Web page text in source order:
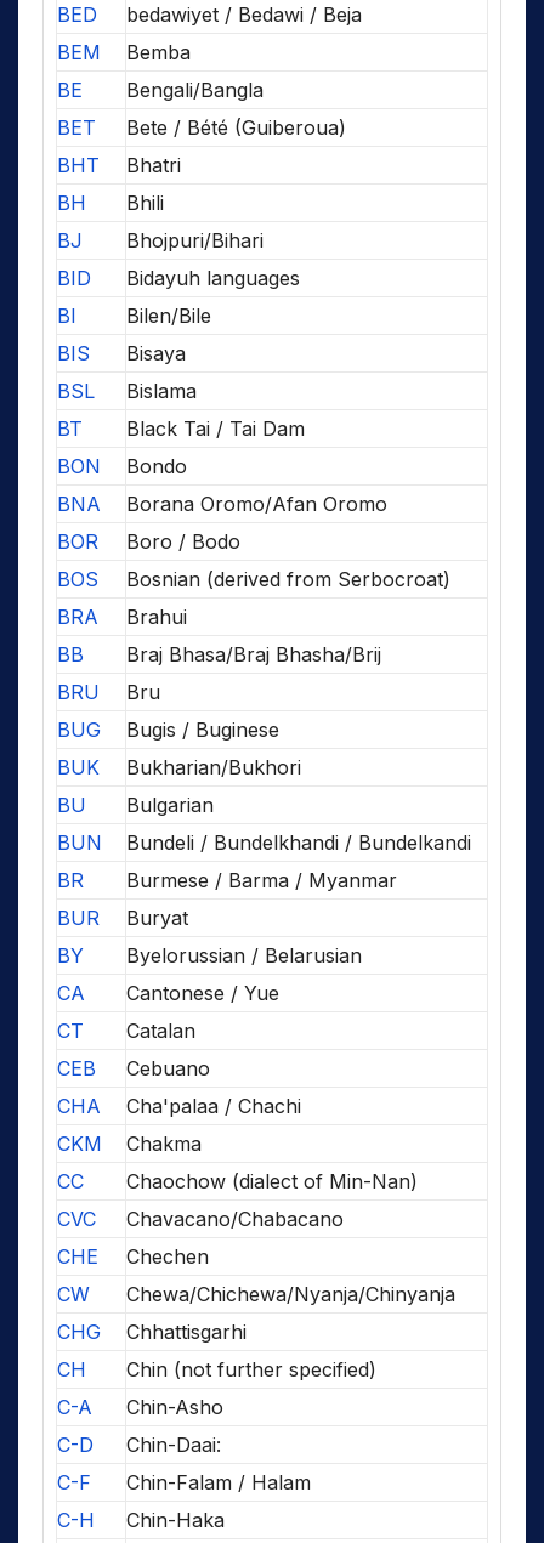
BED
bedawiyet / Bedawi / Beja
BEM
Bemba
BE
Bengali/Bangla
BET
Bete / Bété (Guiberoua)
BHT
Bhatri
BH
Bhili
BJ
Bhojpuri/Bihari
BID
Bidayuh languages
BI
Bilen/Bile
BIS
Bisaya
BSL
Bislama
BT
Black Tai / Tai Dam
BON
Bondo
BNA
Borana Oromo/Afan Oromo
BOR
Boro / Bodo
BOS
Bosnian (derived from Serbocroat)
BRA
Brahui
BB
Braj Bhasa/Braj Bhasha/Brij
BRU
Bru
BUG
Bugis / Buginese
BUK
Bukharian/Bukhori
BU
Bulgarian
BUN
Bundeli / Bundelkhandi / Bundelkandi
BR
Burmese / Barma / Myanmar
BUR
Buryat
BY
Byelorussian / Belarusian
CA
Cantonese / Yue
CT
Catalan
CEB
Cebuano
CHA
Cha'palaa / Chachi
CKM
Chakma
CC
Chaochow (dialect of Min-Nan)
CVC
Chavacano/Chabacano
CHE
Chechen
CW
Chewa/Chichewa/Nyanja/Chinyanja
CHG
Chhattisgarhi
CH
Chin (not further specified)
C-A
Chin-Asho
C-D
Chin-Daai:
C-F
Chin-Falam / Halam
C-H
Chin-Haka